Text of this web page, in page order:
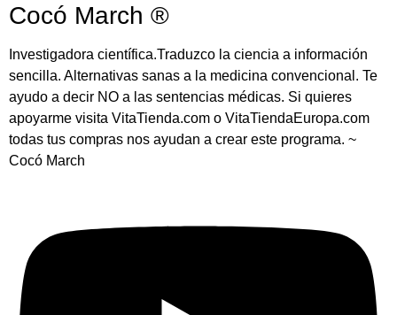
Cocó March ®
Investigadora científica.Traduzco la ciencia a información
sencilla. Alternativas sanas a la medicina convencional. Te
ayudo a decir NO a las sentencias médicas. Si quieres
apoyarme visita VitaTienda.com o VitaTiendaEuropa.com
todas tus compras nos ayudan a crear este programa. ~
Cocó March